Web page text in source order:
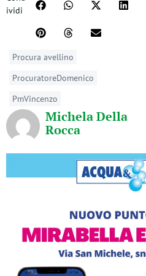
ividi
Procura avellino
ProcuratoreDomenico
PmVincenzo
Michela Della
Rocca